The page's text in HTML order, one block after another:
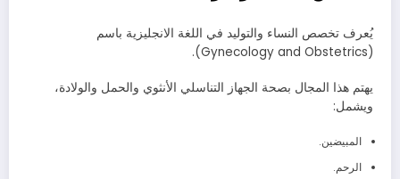
يُعرف تخصص النساء والتوليد في اللغة الانجليزية باسم
(Gynecology and Obstetrics).
يهتم هذا المجال بصحة الجهاز التناسلي الأنثوي والحمل والولادة،
ويشمل:
المبيضين.
الرحم.